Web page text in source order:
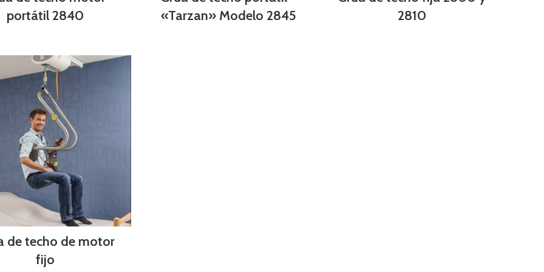
portátil 2840
«Tarzan» Modelo 2845
2810
de techo de motor
fijo